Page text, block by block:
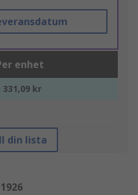
enhet
331,09 kr
din lista